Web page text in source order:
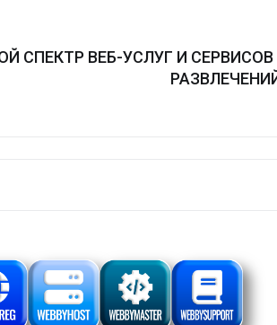
СПЕКТР ВЕБ-УСЛУГ И